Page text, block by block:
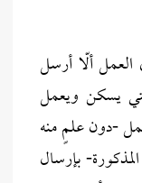
ألّا أرسل
يسكن ويعمل
-دون علمٍ منه
بإرسال